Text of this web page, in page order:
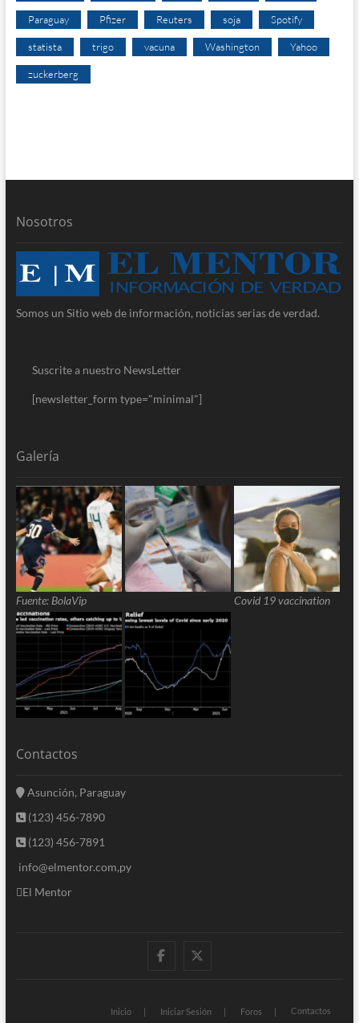
Paraguay Pfizer Reuters soja Spotify
statista trigo vacuna Washington Yahoo
zuckerberg
Nosotros
Somos un Sitio web de información, noticias serias de verdad.
Suscrite a nuestro NewsLetter
[newsletter_form type="minimal"]
Galería
Fuente: BolaVip Covid 19 vaccination
Contactos
Asunción, Paraguay
(123) 456-7890
(123) 456-7891
info@elmentor.com,py
El Mentor
facebook
Inicio Iniciar Sesión Foros Contactos